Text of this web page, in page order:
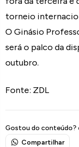
torneio
O Ginásio
será o palco da
outubro.
Fonte: ZDL
Gostou do conteúdo?
Compartilhar